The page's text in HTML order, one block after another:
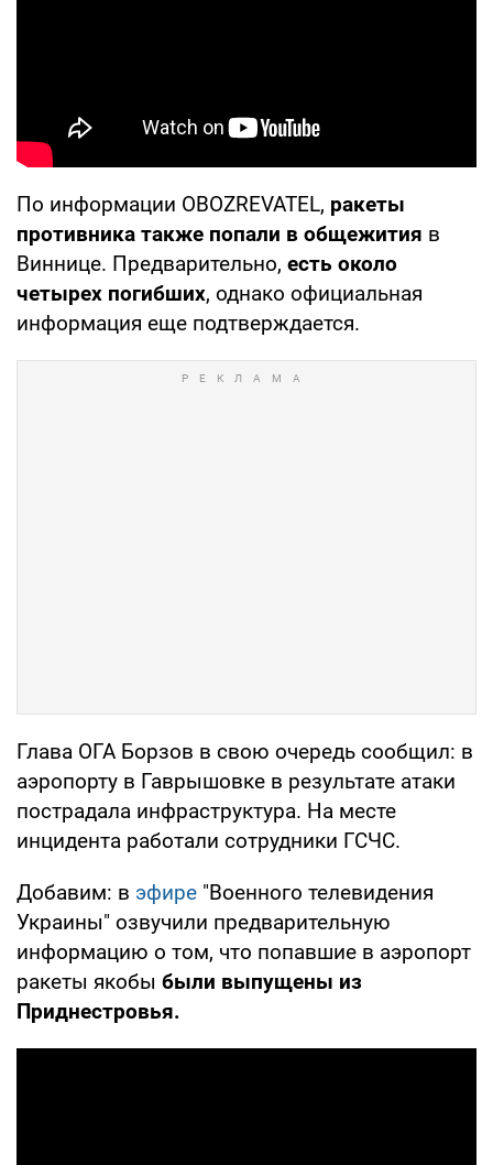
По информации OBOZREVATEL, ракеты
противника также попали в общежития в
Виннице. Предварительно, есть около
четырех погибших, однако официальная
информация еще подтверждается.
Глава ОГА Борзов в свою очередь сообщил: в
аэропорту в Гаврышовке в результате атаки
пострадала инфраструктура. На месте
инцидента работали сотрудники ГСЧС.
Добавим: в эфире "Военного телевидения
Украины" озвучили предварительную
информацию о том, что попавшие в аэропорт
ракеты якобы были выпущены из
Приднестровья.